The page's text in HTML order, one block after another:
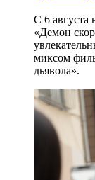
С 6
«Демон
миксом
дьявола».